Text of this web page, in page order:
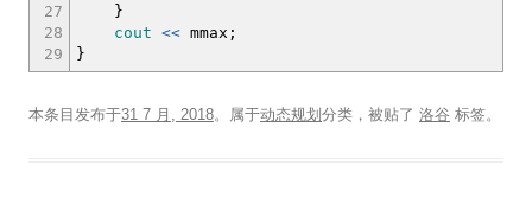
27
28
29
}
cout << mmax ;
}
本条目发布于31 7 月, 2018。属于动态规划 分类，被贴了 洛谷 标签。